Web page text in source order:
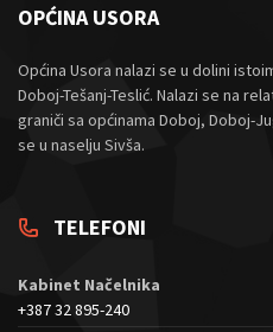
OPĆINA USORA
Općina Usora nalazi se u dolini
Doboj-Tešanj-Teslić. Nalazi se na
graniči sa općinama Doboj, Doboj-
se u naselju Sivša.
TELEFONI
Kabinet Načelnika
+387 32 895-240